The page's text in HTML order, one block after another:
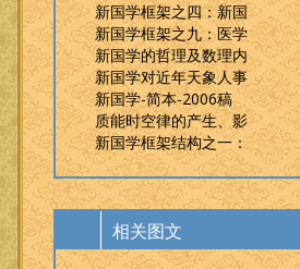
新国学框架之四：新国
新国学框架之九：医学
新国学的哲理及数理内
新国学对近年天象人事
新国学-简本-2006稿
质能时空律的产生、影
新国学框架结构之一：
相关图文